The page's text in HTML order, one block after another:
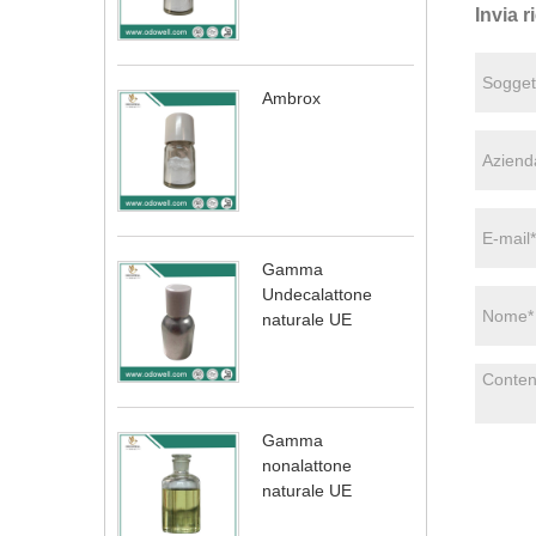
Ambrox
Gamma
Undecalattone
naturale UE
Gamma
nonalattone
naturale UE
Invia